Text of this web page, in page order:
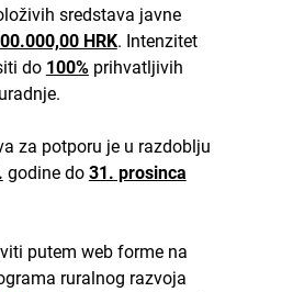
sredstava javne
HRK. Intenzitet
do 100%prihvatljivih
za potporu je u razdoblju
godine do 31. prosinca
putem web forme na
ruralnog razvoja